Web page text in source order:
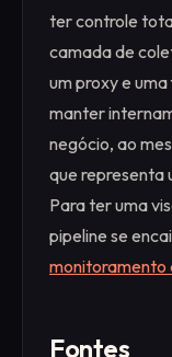
ter controle
camada de
um proxy e
manter
negócio, ao
que representa
Para ter uma
pipeline se
monitoramento
Fontes